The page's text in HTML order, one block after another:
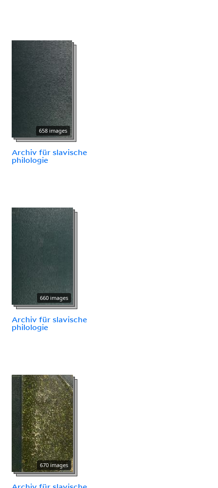
658 images
Archiv für slavische
philologie
660 images
Archiv für slavische
philologie
670 images